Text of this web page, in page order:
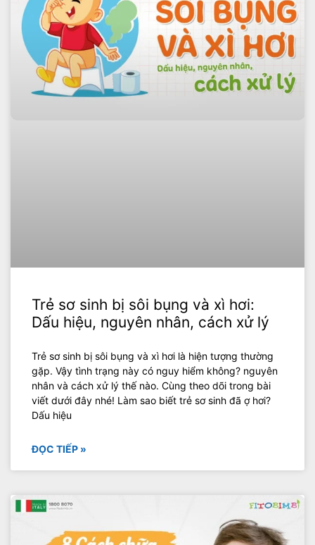
Trẻ sơ sinh bị sôi bụng và xì hơi:
Dấu hiệu, nguyên nhân, cách xử lý
Trẻ sơ sinh bị sôi bụng và xì hơi là hiện tượng thường
gặp. Vậy tình trạng này có nguy hiểm không? nguyên
nhân và cách xử lý thế nào. Cùng theo dõi trong bài
viết dưới đây nhé! Làm sao biết trẻ sơ sinh đã ợ hơi?
Dấu hiệu
ĐỌC TIẾP »